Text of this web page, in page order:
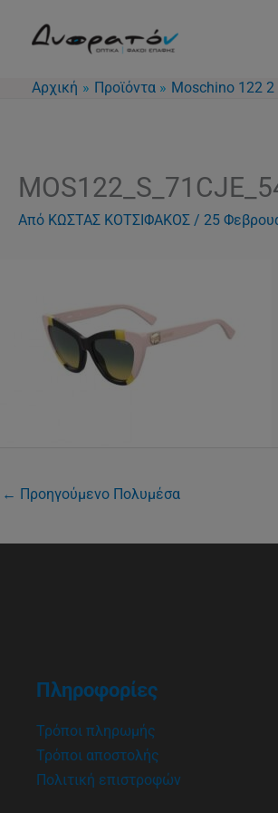
Αρχική
Προϊόντα Moschino 122 2
Από ΚΩΣΤΑΣ ΚΟΤΣΙΦΑΚΟΣ / 25
← Προηγούμενο Πολυμέσα
Πληροφορίες
Τρόποι πληρωμής
Τρόποι αποστολής
Πολιτική επιστροφών